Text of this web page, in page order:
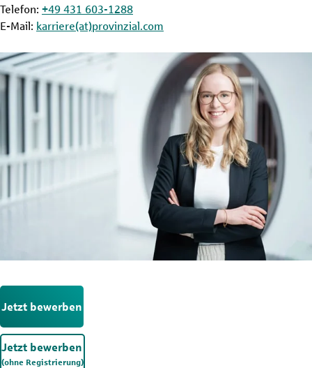
Telefon: +49 431 603-1288
E-Mail: karriere(at)provinzial.com
Jetzt bewerben
Jetzt bewerben
(ohne Registrierung)